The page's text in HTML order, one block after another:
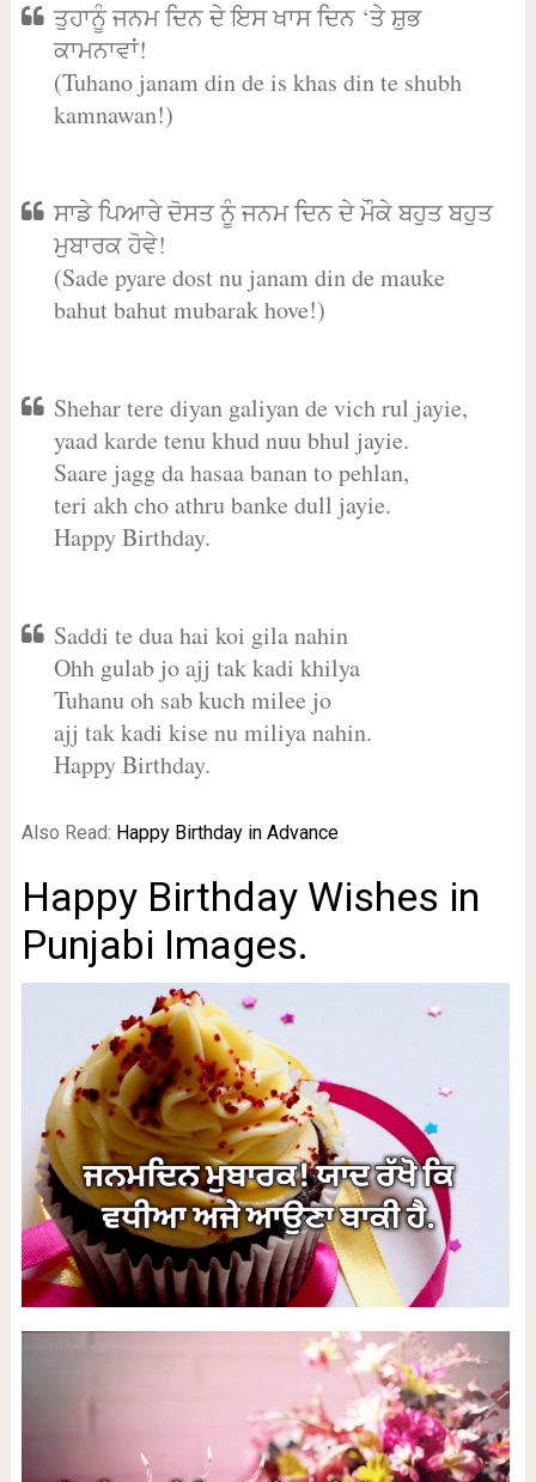
ਤੁਹਾਨੂੰ ਜਨਮ ਦਿਨ ਦੇ ਇਸ ਖਾਸ ਦਿਨ ‘ਤੇ ਸ਼ੁਭ
ਕਾਮਨਾਵਾਂ!
(Tuhano janam din de is khas din te shubh
kamnawan!)
ਸਾਡੇ ਪਿਆਰੇ ਦੋਸਤ ਨੂੰ ਜਨਮ ਦਿਨ ਦੇ ਮੌਕੇ ਬਹੁਤ ਬਹੁਤ
ਮੁਬਾਰਕ ਹੋਵੇ!
(Sade pyare dost nu janam din de mauke
bahut bahut mubarak hove!)
Shehar tere diyan galiyan de vich rul jayie,
yaad karde tenu khud nuu bhul jayie.
Saare jagg da hasaa banan to pehlan,
teri akh cho athru banke dull jayie.
Happy Birthday.
Saddi te dua hai koi gila nahin
Ohh gulab jo ajj tak kadi khilya
Tuhanu oh sab kuch milee jo
ajj tak kadi kise nu miliya nahin.
Happy Birthday.
Also Read: Happy Birthday in Advance
Happy Birthday Wishes in
Punjabi Images.